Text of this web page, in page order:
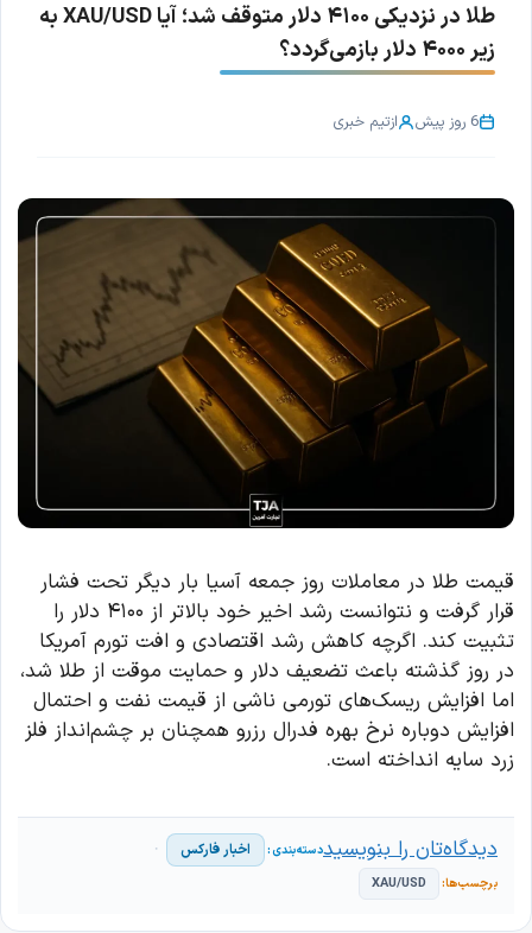
طلا در نزدیکی ۴۱۰۰ دلار متوقف شد؛ آیا XAU/USD به
زیر ۴۰۰۰ دلار بازمی‌گردد؟
6 روز پیش ازتیم خبری
قیمت طلا در معاملات روز جمعه آسیا بار دیگر تحت فشار
قرار گرفت و نتوانست رشد اخیر خود بالاتر از ۴۱۰۰ دلار را
تثبیت کند. اگرچه کاهش رشد اقتصادی و افت تورم آمریکا
در روز گذشته باعث تضعیف دلار و حمایت موقت از طلا شد،
اما افزایش ریسک‌های تورمی ناشی از قیمت نفت و احتمال
افزایش دوباره نرخ بهره فدرال رزرو همچنان بر چشم‌انداز فلز
زرد سایه انداخته است.
اخبار فارکس
XAU/USD
دیدگاه‌تان را بنویسید